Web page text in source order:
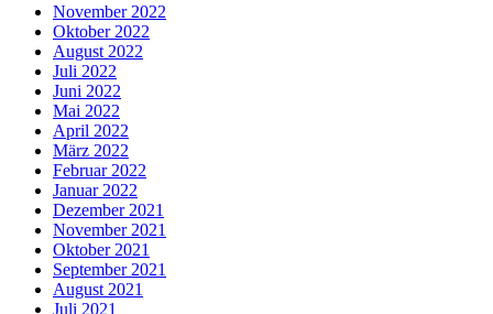
November 2022
Oktober 2022
August 2022
Juli 2022
Juni 2022
Mai 2022
April 2022
März 2022
Februar 2022
Januar 2022
Dezember 2021
November 2021
Oktober 2021
September 2021
August 2021
Juli 2021